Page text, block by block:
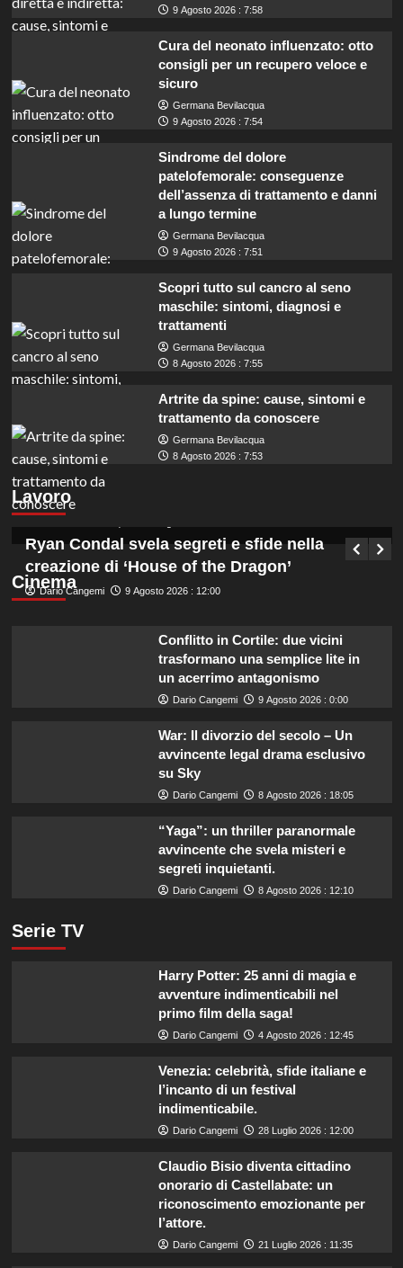
9 Agosto 2026 : 7:58
Cura del neonato influenzato: otto
consigli per un recupero veloce e
sicuro
Germana Bevilacqua
9 Agosto 2026 : 7:54
Sindrome del dolore
patelofemorale: conseguenze
dell’assenza di trattamento e danni
a lungo termine
Germana Bevilacqua
9 Agosto 2026 : 7:51
Scopri tutto sul cancro al seno
maschile: sintomi, diagnosi e
trattamenti
Germana Bevilacqua
8 Agosto 2026 : 7:55
Artrite da spine: cause, sintomi e
trattamento da conoscere
Germana Bevilacqua
8 Agosto 2026 : 7:53
Lavoro
Lavoro in Sardegna: cercasi addetti
informazione con licenza media, opportunità
NEA 116117.
Cinema
Ryan Condal svela segreti e sfide nella
creazione di ‘House of the Dragon’
Dario Cangemi 9 Agosto 2026 : 12:00
Conflitto in Cortile: due vicini
trasformano una semplice lite in
un acerrimo antagonismo
Dario Cangemi 9 Agosto 2026 : 0:00
War: Il divorzio del secolo – Un
avvincente legal drama esclusivo
su Sky
Dario Cangemi 8 Agosto 2026 : 18:05
“Yaga”: un thriller paranormale
avvincente che svela misteri e
segreti inquietanti.
Dario Cangemi 8 Agosto 2026 : 12:10
Serie TV
Harry Potter: 25 anni di magia e
avventure indimenticabili nel
primo film della saga!
Dario Cangemi 4 Agosto 2026 : 12:45
Venezia: celebrità, sfide italiane e
l’incanto di un festival
indimenticabile.
Dario Cangemi 28 Luglio 2026 : 12:00
Claudio Bisio diventa cittadino
onorario di Castellabate: un
riconoscimento emozionante per
l’attore.
Dario Cangemi 21 Luglio 2026 : 11:35